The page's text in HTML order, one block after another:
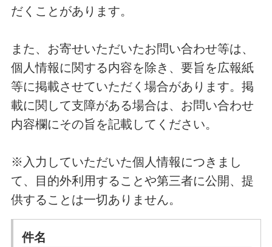
だくことがあります。
また、お寄せいただいたお問い合わせ等は、
個人情報に関する内容を除き、要旨を広報紙
等に掲載させていただく場合があります。掲
載に関して支障がある場合は、お問い合わせ
内容欄にその旨を記載してください。
※入力していただいた個人情報につきまし
て、目的外利用することや第三者に公開、提
供することは一切ありません。
件名